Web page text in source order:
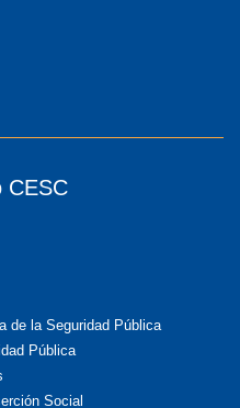
CESC
de la Seguridad Pública
Pública
Social